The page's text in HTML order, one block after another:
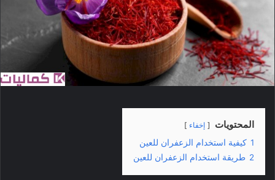
ي
د
ا
إ
ل
ر
و
ن
المحتويات إخفاء
1 كيفية استخدام الزعفران للعين
2 طريقة استخدام الزعفران للعين